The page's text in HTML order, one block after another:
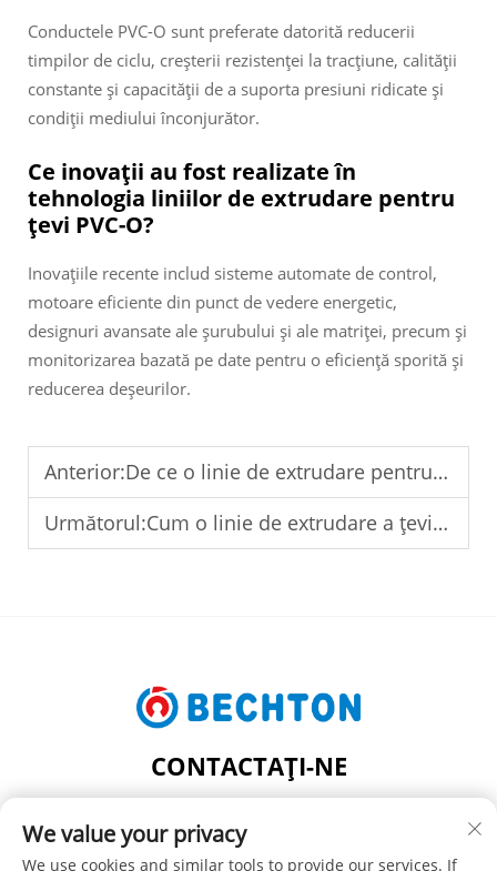
Conductele PVC-O sunt preferate datorită reducerii
timpilor de ciclu, creșterii rezistenței la tracțiune, calității
constante și capacității de a suporta presiuni ridicate și
condiții mediului înconjurător.
Ce inovații au fost realizate în
tehnologia liniilor de extrudare pentru
țevi PVC-O?
Inovațiile recente includ sisteme automate de control,
motoare eficiente din punct de vedere energetic,
designuri avansate ale șurubului și ale matriței, precum și
monitorizarea bazată pe date pentru o eficiență sporită și
reducerea deșeurilor.
Anterior:De ce o linie de extrudare pentru țevi PVC-O cu economie de energie reduce costurile de producție
Următorul:Cum o linie de extrudare a țevilor PVC-O îmbunătățește gestionarea energiei în fabrici
CONTACTAȚI-NE
ORAȘUL ZHANGJIAGANG, JUDEȚUL JIANGSU, CHINA
Tel:+86-13962240078
We value your privacy
We use cookies and similar tools to provide our services. If